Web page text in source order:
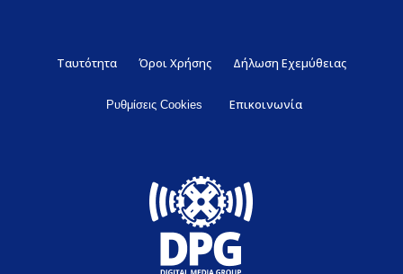
Ταυτότητα Όροι Χρήσης Δήλωση Εχεμύθειας
Ρυθμίσεις Cookies Επικοινωνία